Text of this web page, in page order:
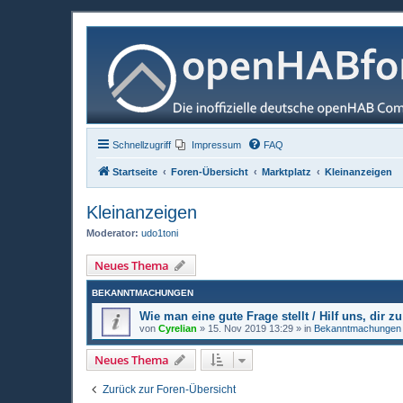
Schnellzugriff Impressum FAQ
Startseite Foren-Übersicht Marktplatz Kleinanzeigen
Kleinanzeigen
Moderator: udo1toni
Neues Thema
BEKANNTMACHUNGEN
Wie man eine gute Frage stellt / Hilf uns, dir
von Cyrelian » 15. Nov 2019 13:29 » in Bekanntmachungen
Neues Thema
Zurück zur Foren-Übersicht